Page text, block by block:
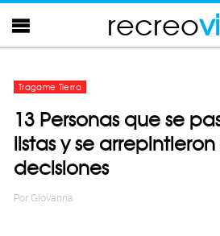
recreo
Tragame Tierra
13 Personas que se
listas y se arrepintieron
decisiones
Por Giovanna